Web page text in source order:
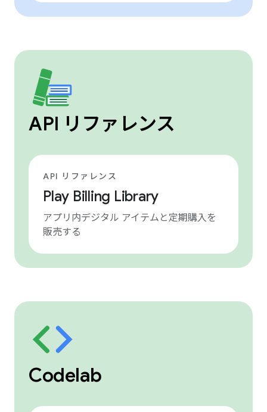
API リファレンス
API リファレンス
Play Billing Library
アプリ内デジタル アイテムと定期購入を
販売する
Codelab